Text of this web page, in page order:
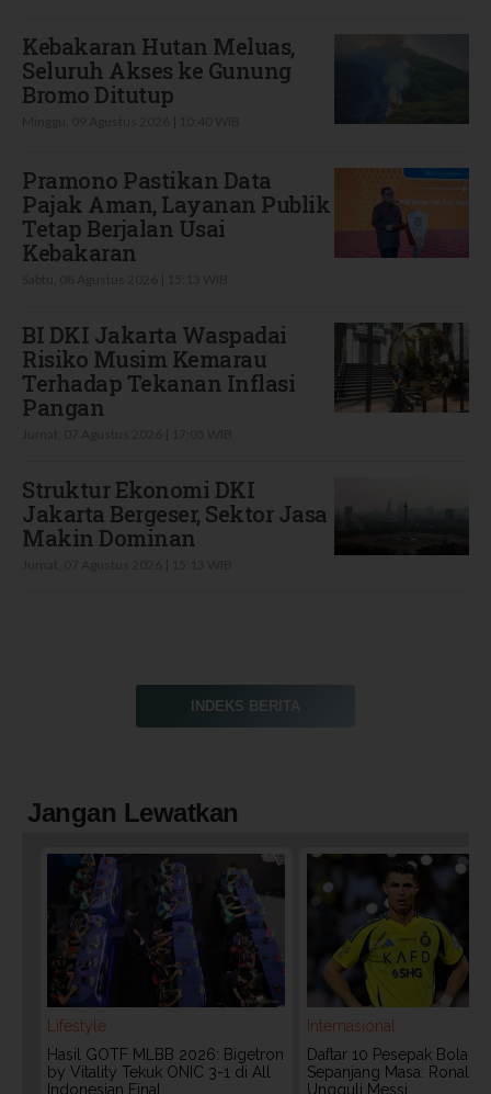
Kebakaran Hutan Meluas,
Seluruh Akses ke Gunung
Bromo Ditutup
Pramono Pastikan Data
Pajak Aman, Layanan Publik
Tetap Berjalan Usai
Kebakaran
BI DKI Jakarta Waspadai
Risiko Musim Kemarau
Terhadap Tekanan Inflasi
Pangan
Struktur Ekonomi DKI
Jakarta Bergeser, Sektor Jasa
Makin Dominan
INDEKS BERITA
Jangan Lewatkan
Lifestyle
Hasil GOTF MLBB 2026: Bigetron
by Vitality Tekuk ONIC 3-1 di All
Indonesian Final
Internasional
Daftar 10 Pesepak Bola
Sepanjang Masa: Ronaldo
Ungguli Messi